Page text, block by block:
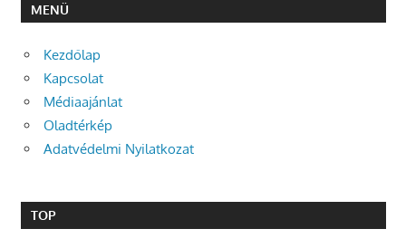
MENÜ
Kezdőlap
Kapcsolat
Médiaajánlat
Oladtérkép
Adatvédelmi Nyilatkozat
TOP